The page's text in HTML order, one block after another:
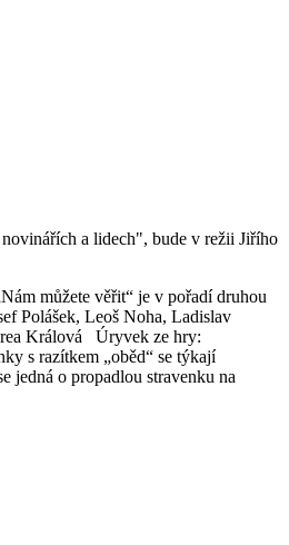
a lidech", bude v režii Jiřího
můžete věřit“ je v pořadí druhou
Polášek, Leoš Noha, Ladislav
Králová Úryvek ze hry:
s razítkem „oběd“ se týkají
jedná o propadlou stravenku na